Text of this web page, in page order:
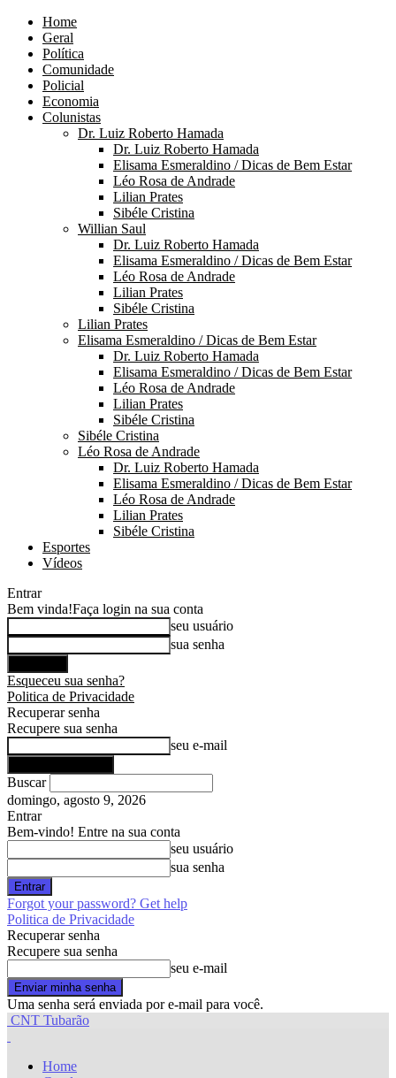
Home
Geral
Política
Comunidade
Policial
Economia
Colunistas
Dr. Luiz Roberto Hamada
Dr. Luiz Roberto Hamada
Elisama Esmeraldino / Dicas de Bem Estar
Léo Rosa de Andrade
Lilian Prates
Sibéle Cristina
Willian Saul
Dr. Luiz Roberto Hamada
Elisama Esmeraldino / Dicas de Bem Estar
Léo Rosa de Andrade
Lilian Prates
Sibéle Cristina
Lilian Prates
Elisama Esmeraldino / Dicas de Bem Estar
Dr. Luiz Roberto Hamada
Elisama Esmeraldino / Dicas de Bem Estar
Léo Rosa de Andrade
Lilian Prates
Sibéle Cristina
Sibéle Cristina
Léo Rosa de Andrade
Dr. Luiz Roberto Hamada
Elisama Esmeraldino / Dicas de Bem Estar
Léo Rosa de Andrade
Lilian Prates
Sibéle Cristina
Esportes
Vídeos
Entrar
Bem vinda!Faça login na sua conta
seu usuário
sua senha
Esqueceu sua senha?
Politica de Privacidade
Recuperar senha
Recupere sua senha
seu e-mail
Buscar
domingo, agosto 9, 2026
Entrar
Bem-vindo! Entre na sua conta
seu usuário
sua senha
Forgot your password? Get help
Politica de Privacidade
Recuperar senha
Recupere sua senha
seu e-mail
Uma senha será enviada por e-mail para você.
CNT Tubarão
Home